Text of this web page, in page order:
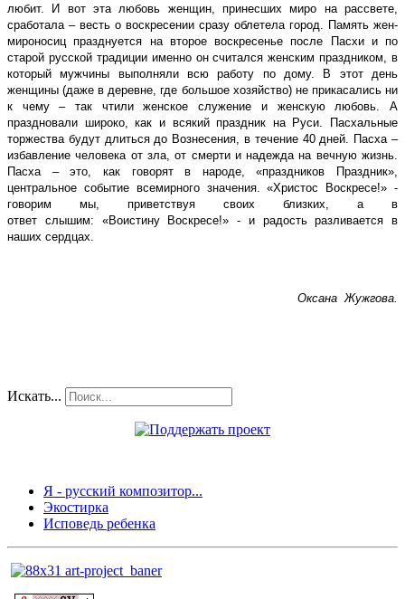
любит. И вот эта любовь женщин, принесших миро на рассвете,
сработала – весть о воскресении сразу облетела город. Память жен-
мироносиц празднуется на второе воскресенье после Пасхи и по
старой русской традиции именно он считался женским праздником, в
который мужчины выполняли всю работу по дому. В этот день
женщины (даже в деревне, где большое хозяйство) не прикасались ни
к чему – так чтили женское служение и женскую любовь. А
праздновали широко, как и всякий праздник на Руси. Пасхальные
торжества будут длиться до Вознесения, в течение 40 дней. Пасха –
избавление человека от зла, от смерти и надежда на вечную жизнь.
Пасха – это, как говорят в народе, «праздников Праздник»,
центральное событие всемирного значения. «Христос Воскресе!» -
говорим мы, приветствуя своих близких, а в
ответ слышим: «Воистину Воскресе!» - и радость разливается в
наших сердцах.
Оксана Жужгова.
Искать...
Я - русский композитор...
Экостирка
Исповедь ребенка